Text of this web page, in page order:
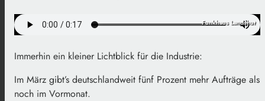
Funkhaus Landshut
Immerhin ein kleiner Lichtblick für die Industrie:
Im März gibt’s deutschlandweit fünf Prozent mehr Aufträge als
noch im Vormonat.